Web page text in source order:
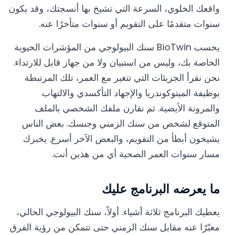
واقعك الخلوي، السرعة التي تشيخ بها أنسجتك، وقد يكون
سنوات متقدمًا على التقويم أو سنوات متأخرًا عنه.
يحسب BioTwin سنك البيولوجي من المؤشرات الحيوية
الخاصة بك، وليس من استبيان ولا من جهاز قابل للارتداء.
نحن نقرأ الجزيئات التي تتغير مع العمر، تلك المرتبطة
بوظيفة الميتوكوندريا والإجهاد التأكسدي والالتهاب
والمرونة الأيضية. ثم نقارن ملفك الشخصي بالملف
المتوقع لشخص من سنك الزمني وجنسك. بعض الناس
يشيخون أبطأ من التقويم، والبعض الآخر أسرع. يخبرك
مسار سنوات العمر الصحية أي من هذين أنت.
ما يعرضه البرنامج عليك
يعطيك البرنامج ثلاثة أشياء. أولاً، سنك البيولوجي الحالي،
معبّرًا عنه مقابل سنك الزمني حتى تتمكن من رؤية الفرق